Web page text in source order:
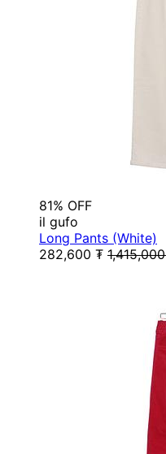
81% OFF
il gufo
Long Pants (White)
282,600 ₮ 1,415,000